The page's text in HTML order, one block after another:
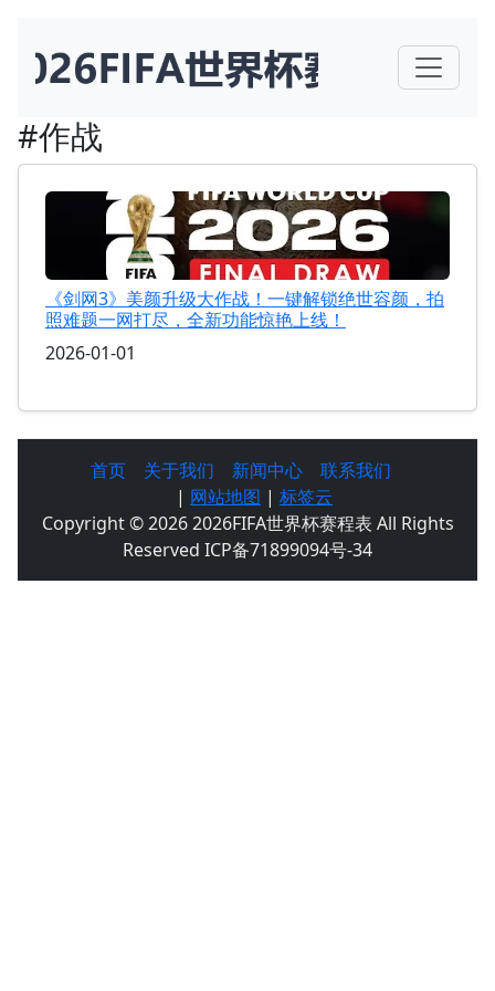
#作战
《剑网3》美颜升级大作战！一键解锁绝世容颜，拍
照难题一网打尽，全新功能惊艳上线！
2026-01-01
首页 关于我们 新闻中心
联系我们
| 网站地图 | 标签云
Copyright © 2026 2026FIFA世界杯赛程表 All Rights
Reserved ICP备71899094号-34